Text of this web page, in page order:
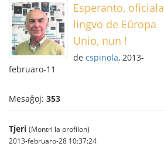
Esperanto, oficiala
lingvo de Eŭropa
Unio, nun !
de cspinola, 2013-
februaro-11
Mesaĝoj: 353
Tjeri (Montri la profilon)
2013-februaro-28 10:37:24